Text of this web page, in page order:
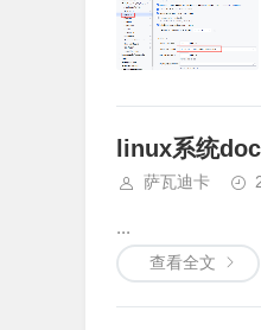
linux系统
萨瓦迪卡
...
查看全文